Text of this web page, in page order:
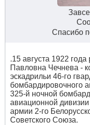
Спасибо
.15 августа 1922
Павловна Чечнева -
эскадрильи 46-го
бомбардировочного
325-й ночной
авиационной
армии 2-го
Советского Союза.